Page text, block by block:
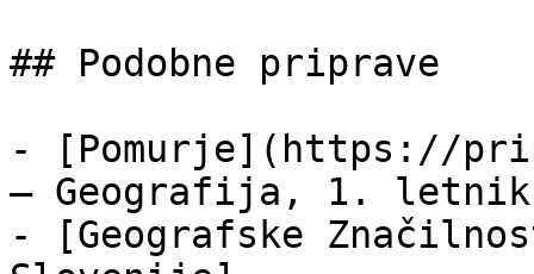
## Podobne priprave
- [Pomurje](https://
— Geografija, 1.
- [Geografske